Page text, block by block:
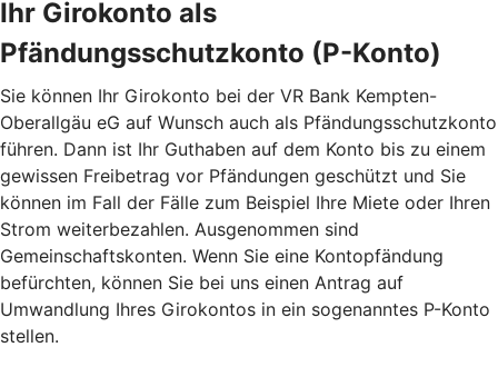
Ihr Girokonto als
Pfändungsschutzkonto (P-Konto)
Sie können Ihr Girokonto bei der VR Bank Kempten-
Oberallgäu eG auf Wunsch auch als Pfändungsschutzkonto
führen. Dann ist Ihr Guthaben auf dem Konto bis zu einem
gewissen Freibetrag vor Pfändungen geschützt und Sie
können im Fall der Fälle zum Beispiel Ihre Miete oder Ihren
Strom weiterbezahlen. Ausgenommen sind
Gemeinschaftskonten. Wenn Sie eine Kontopfändung
befürchten, können Sie bei uns einen Antrag auf
Umwandlung Ihres Girokontos in ein sogenanntes P-Konto
stellen.